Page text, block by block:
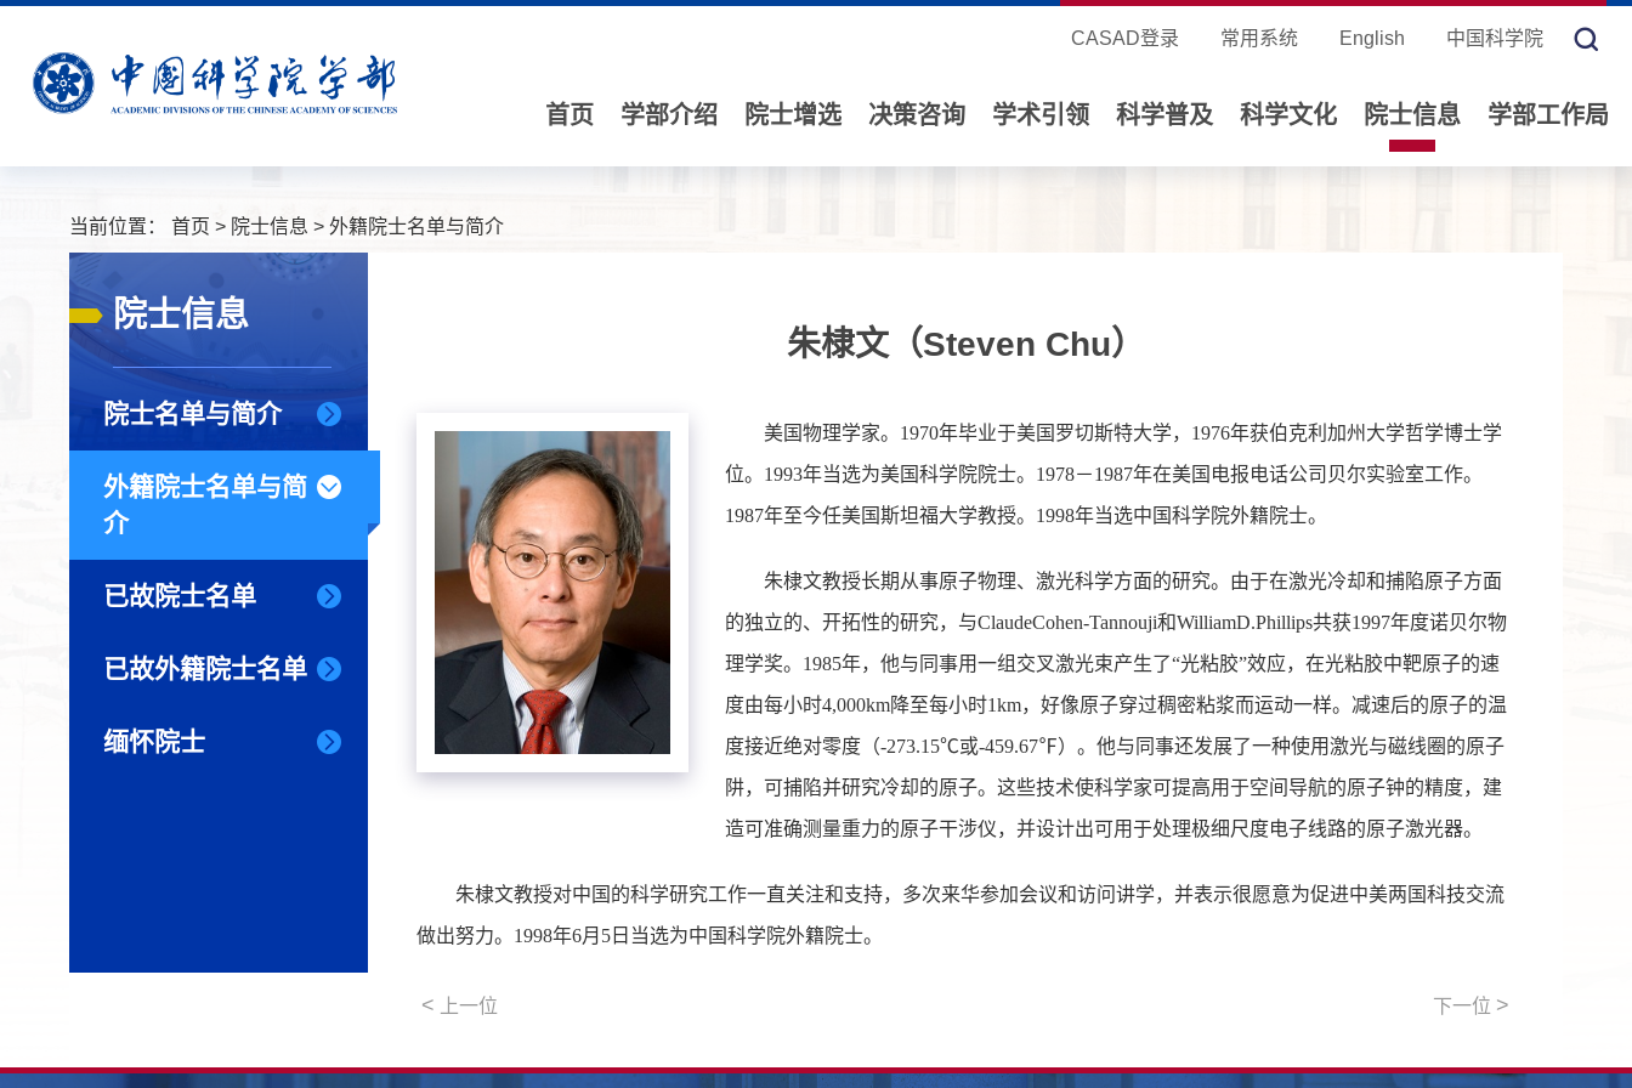
CASAD登录 常用系统 English 中国科学院
首页 学部介绍 院士增选 决策咨询 学术引领 科学普及 科学文化 院士信息 学部工作局
当前位置： 首页 > 院士信息 > 外籍院士名单与简介
院士信息
院士名单与简介
外籍院士名单与简
介
已故院士名单
已故外籍院士名单
缅怀院士
朱棣文（Steven Chu）
美国物理学家。1970年毕业于美国罗切斯特大学，1976年获伯克利加州大学哲学博士学
位。1993年当选为美国科学院院士。1978－1987年在美国电报电话公司贝尔实验室工作。
1987年至今任美国斯坦福大学教授。1998年当选中国科学院外籍院士。
朱棣文教授长期从事原子物理、激光科学方面的研究。由于在激光冷却和捕陷原子方面
的独立的、开拓性的研究，与ClaudeCohen-Tannouji和WilliamD.Phillips共获1997年度诺贝尔物
理学奖。1985年，他与同事用一组交叉激光束产生了“光粘胶”效应，在光粘胶中靶原子的速
度由每小时4,000km降至每小时1km，好像原子穿过稠密粘浆而运动一样。减速后的原子的温
度接近绝对零度（-273.15℃或-459.67℉）。他与同事还发展了一种使用激光与磁线圈的原子
阱，可捕陷并研究冷却的原子。这些技术使科学家可提高用于空间导航的原子钟的精度，建
造可准确测量重力的原子干涉仪，并设计出可用于处理极细尺度电子线路的原子激光器。
朱棣文教授对中国的科学研究工作一直关注和支持，多次来华参加会议和访问讲学，并表示很愿意为促进中美两国科技交流
做出努力。1998年6月5日当选为中国科学院外籍院士。
< 上一位 下一位 >